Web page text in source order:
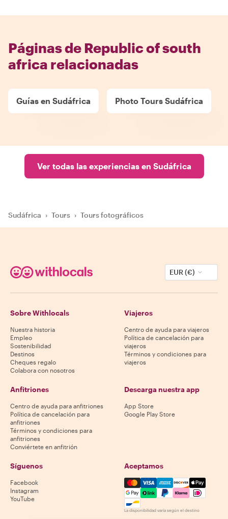
Páginas de Republic of south
africa relacionadas
Guías en Sudáfrica Photo Tours Sudáfrica
Ver todas las experiencias en Sudáfrica
Sudáfrica › Tours › Tours fotográficos
EUR (€)
Sobre Withlocals
Nuestra historia
Empleo
Sostenibilidad
Destinos
Cheques regalo
Colabora con nosotros
Viajeros
Centro de ayuda para viajeros
Política de cancelación para
viajeros
Términos y condiciones para
viajeros
Anfitriones
Centro de ayuda para anfitriones
Política de cancelación para
anfitriones
Términos y condiciones para
anfitriones
Conviértete en anfitrión
Descarga nuestra app
App Store
Google Play Store
Síguenos
Facebook
Instagram
YouTube
Aceptamos
Mastercard, Visa, Amex,
La disponibilidad varía según el destino